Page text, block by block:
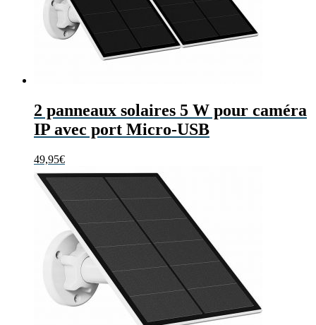
2 panneaux solaires 5 W pour caméra
IP avec port Micro-USB
49,95€